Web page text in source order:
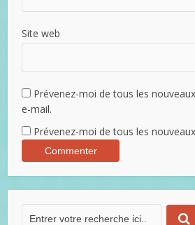
Site web
Prévenez-moi de tous les
e-mail.
Prévenez-moi de tous les